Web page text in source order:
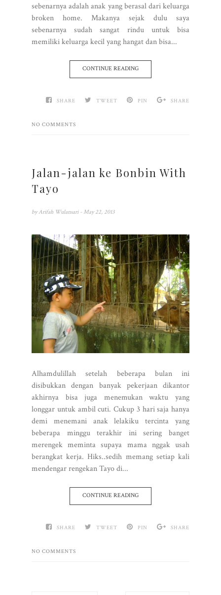
sebenarnya adalah anak yang berasal dari keluarga
broken home. Makanya sejak dulu saya
sebenarnya sudah sangat rindu untuk bisa
memiliki keluarga kecil yang hangat dan bisa...
CONTINUE READING
SHARE TWEET PIN SHARE
NO COMMENTS
Jalan-jalan ke Bonbin With
Tayo
by Arifah Wulansari - May 22, 2013
Alhamdulillah setelah beberapa bulan ini
disibukkan dengan banyak pekerjaan dikantor
akhirnya bisa juga menemukan waktu yang
longgar untuk ambil cuti. Cukup 3 hari saja hanya
demi menemani anak lelakiku tercinta yang
beberapa minggu terakhir ini sering banget
merengek meminta supaya mama nggak usah
berangkat kerja. Hiks..sedih memang setiap kali
mendengar rengekan Tayo di...
CONTINUE READING
SHARE TWEET PIN SHARE
NO COMMENTS